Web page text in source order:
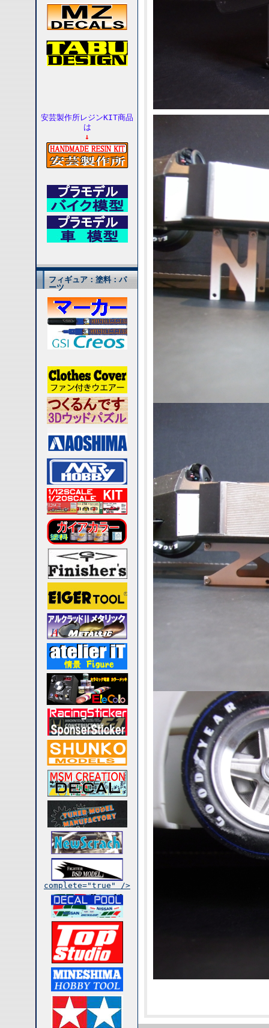
安芸製作所レジンKIT商品
は
↓
フィギュア：塗料：パ
ーツ
complete="true" />